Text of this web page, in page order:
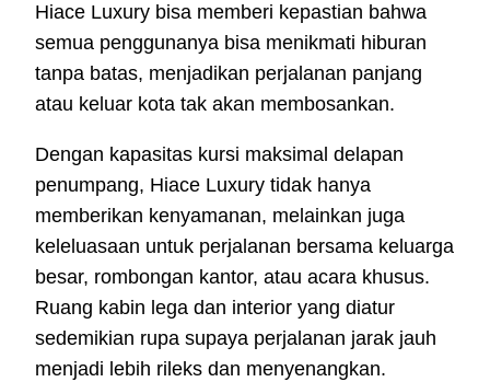
Hiace Luxury bisa memberi kepastian bahwa
semua penggunanya bisa menikmati hiburan
tanpa batas, menjadikan perjalanan panjang
atau keluar kota tak akan membosankan.
Dengan kapasitas kursi maksimal delapan
penumpang, Hiace Luxury tidak hanya
memberikan kenyamanan, melainkan juga
keleluasaan untuk perjalanan bersama keluarga
besar, rombongan kantor, atau acara khusus.
Ruang kabin lega dan interior yang diatur
sedemikian rupa supaya perjalanan jarak jauh
menjadi lebih rileks dan menyenangkan.